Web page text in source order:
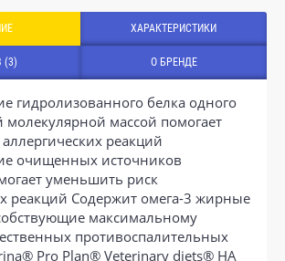
ХАРАКТЕРИСТИКИ
(3) О БРЕНДЕ
гидролизованного белка одного
молекулярной массой помогает
реакций
очищенных источников
уменьшить риск
реакций Содержит омега-3 жирные
максимальному
противоспалительных
Pro Plan® Veterinary diets® HA